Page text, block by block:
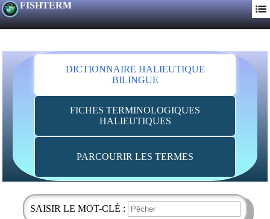
FISHTERM
DICTIONNAIRE HALIEUTIQUE
BILINGUE
FICHES TERMINOLOGIQUES
HALIEUTIQUES
PARCOURIR LES TERMES
SAISIR LE MOT-CLÉ :